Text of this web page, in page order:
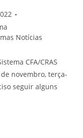
Notícias
CFA/CRAS
novembro, terça-
seguir alguns